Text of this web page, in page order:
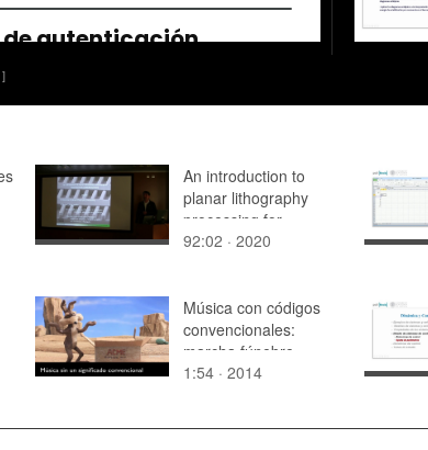
]
An introduction to
planar lithography
processing for
Microelectronics/MEM
92:02 · 2020
Música con códigos
convencionales:
marcha fúnebre
1:54 · 2014